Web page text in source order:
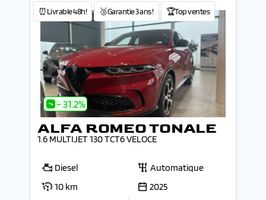
⏰Livrable 48h! 🥉Garantie 3 ans ! 🏆Top ventes
- 31.2%
ALFA ROMEO TONALE
1.6 MULTIJET 130 TCT6 VELOCE
Diesel
Automatique
10 km
2025